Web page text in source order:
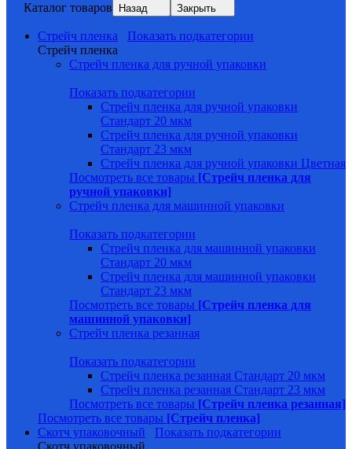
Каталог товаров Назад Закрыть
Стрейч пленка
Показать подкатегории
Стрейч пленка
Стрейч пленка для ручной упаковки
Показать подкатегории
Стрейч пленка для ручной упаковки
Стандарт 20 мкм
Стрейч пленка для ручной упаковки
Стандарт 23 мкм
Стрейч пленка для ручной упаковки Цветная
Посмотреть все товары [Стрейч пленка для
ручной упаковки]
Стрейч пленка для машинной упаковки
Показать подкатегории
Стрейч пленка для машинной упаковки
Стандарт 20 мкм
Стрейч пленка для машинной упаковки
Стандарт 23 мкм
Посмотреть все товары [Стрейч пленка для
машинной упаковки]
Стрейч пленка резанная
Показать подкатегории
Стрейч пленка резанная Стандарт 20 мкм
Стрейч пленка резанная Стандарт 23 мкм
Посмотреть все товары [Стрейч пленка резанная]
Посмотреть все товары [Стрейч пленка]
Скотч упаковочный
Показать подкатегории
Скотч упаковочный